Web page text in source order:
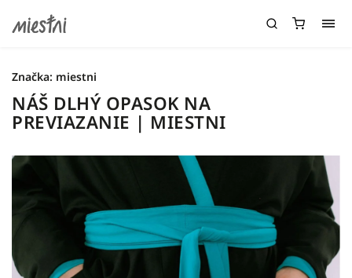
NÁŠ DLHÝ OPASOK NA
PREVIAZANIE | MIESTNI
Značka: miestni